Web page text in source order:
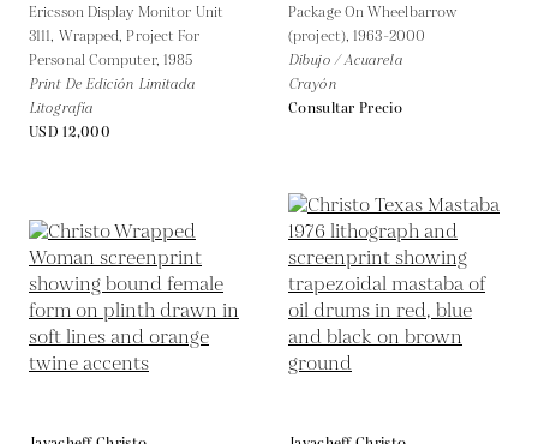
Ericsson Display Monitor Unit
3111, Wrapped, Project For
Personal Computer, 1985
Print De Edición Limitada
Litografía
USD 12,000
Package On Wheelbarrow
(project),1963-2000
Dibujo / Acuarela
Crayón
Consultar Precio